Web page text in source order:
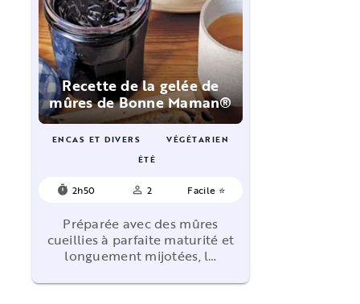
Recette de la gelée de
mûres de Bonne Maman®
ENCAS ET DIVERS
VÉGÉTARIEN
ÉTÉ
timer 2h50 person_outline 2 Facile ⭐
Préparée avec des mûres
cueillies à parfaite maturité et
longuement mijotées, l…